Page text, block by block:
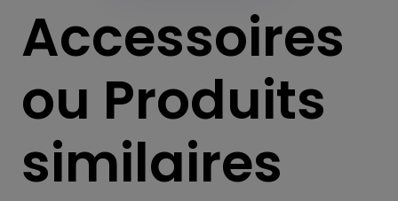
Accessoires
ou Produits
similaires